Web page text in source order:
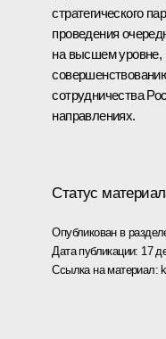
стратегического
проведения
на высшем уровне,
сотрудничества
направлениях.
Статус
Опубликован в
Дата публикации: 17
Ссылка на материал: